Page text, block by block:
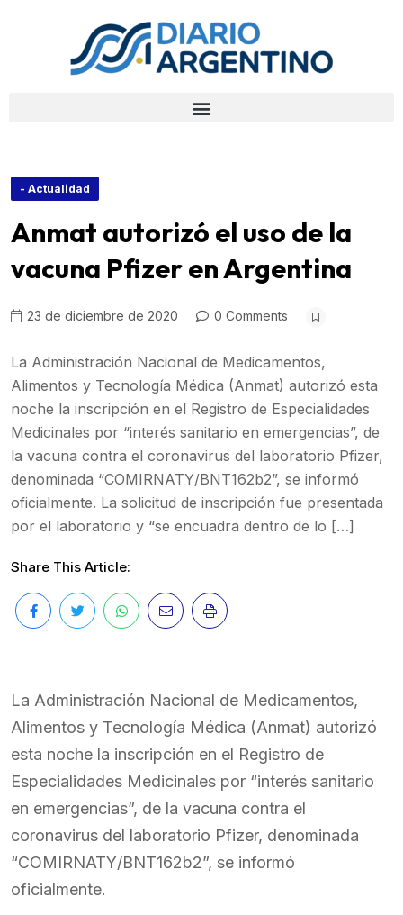
- Actualidad
Anmat autorizó el uso de la
vacuna Pfizer en Argentina
23 de diciembre de 2020 0 Comments
La Administración Nacional de Medicamentos,
Alimentos y Tecnología Médica (Anmat) autorizó esta
noche la inscripción en el Registro de Especialidades
Medicinales por “interés sanitario en emergencias”, de
la vacuna contra el coronavirus del laboratorio Pfizer,
denominada “COMIRNATY/BNT162b2”, se informó
oficialmente. La solicitud de inscripción fue presentada
por el laboratorio y “se encuadra dentro de lo […]
Share This Article:
La Administración Nacional de Medicamentos,
Alimentos y Tecnología Médica (Anmat) autorizó
esta noche la inscripción en el Registro de
Especialidades Medicinales por “interés sanitario
en emergencias”, de la vacuna contra el
coronavirus del laboratorio Pfizer, denominada
“COMIRNATY/BNT162b2”, se informó
oficialmente.